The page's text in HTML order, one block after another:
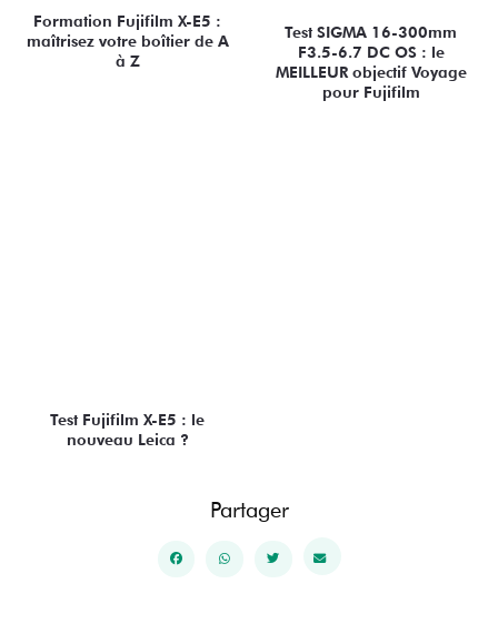
Formation Fujifilm X-E5 :
maîtrisez votre boîtier de A
à Z
Test SIGMA 16-300mm
F3.5-6.7 DC OS : le
MEILLEUR objectif Voyage
pour Fujifilm
Test Fujifilm X-E5 : le
nouveau Leica ?
Partager